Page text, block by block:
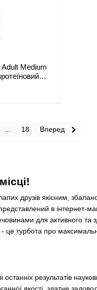
друзів якісним,
в інтернет-
для активного та
це турбота про
результатів
Medium
18 Вперед